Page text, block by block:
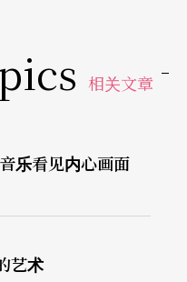
台廿六弦筝和现代音
单簧管及敲击），在
间长达廿一、二分
作品，虽以协奏曲为
但处理上却是各乐
于是相互竞逐的协
思工整完美，首乐章
相关文章
乐看见内心画面
艺术